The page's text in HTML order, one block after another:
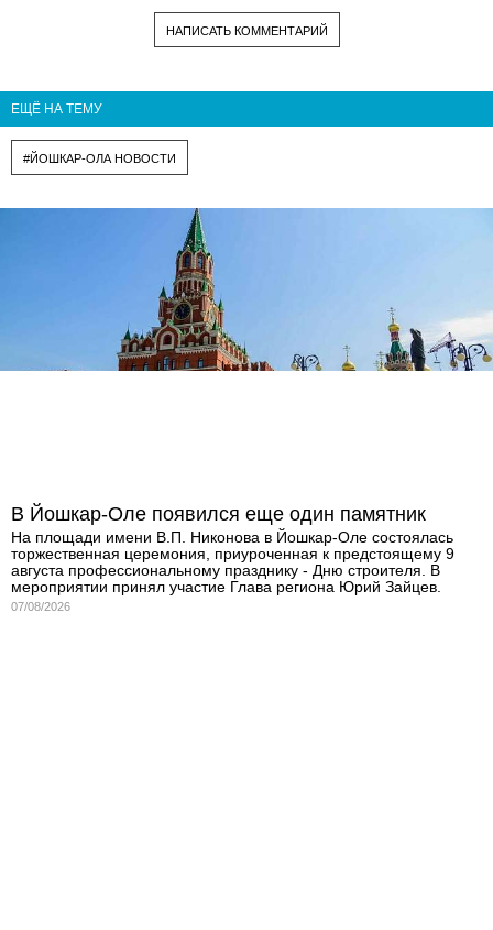
НАПИСАТЬ КОММЕНТАРИЙ
ЕЩЁ НА ТЕМУ
#ЙОШКАР-ОЛА НОВОСТИ
В Йошкар-Оле появился еще один памятник
На площади имени В.П. Никонова в Йошкар-Оле состоялась
торжественная церемония, приуроченная к предстоящему 9
августа профессиональному празднику - Дню строителя. В
мероприятии принял участие Глава региона Юрий Зайцев.
07/08/2026